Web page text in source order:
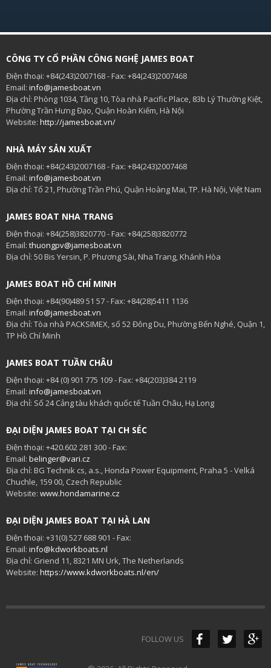
CÔNG TY CỔ PHẦN CÔNG NGHỆ JAMES BOAT
Điện thoại: +84(243)2007168 - Fax: +84(243)2007468
Email: info@jamesboat.vn
Địa chỉ: Phòng 1034, Tầng 10, Tòa nhà Pacific Place, 83b Lý Thường Kiệt,
Phường Trần Hưng Đạo, Quận Hoàn Kiếm, Hà Nội
Website: http://jamesboat.vn/
NHÀ MÁY SẢN XUẤT
Điện thoại: +84(243)2007168 - Fax: +84(243)2007468
Email: info@jamesboat.vn
Địa chỉ: Tổ 21, Phường Trần Phú, Quận Hoàng Mai, TP. Hà Nội, Việt Nam
JAMES BOAT NHA TRANG
Điện thoại: +84(258)3820770 - Fax: +84(258)3820772
Email: thuongpv@jamesboat.vn
Địa chỉ: 50 Bis Yersin, P. Phương Sài, Nha Trang, Khánh Hòa
JAMES BOAT HỒ CHÍ MINH
Điện thoại: +84(90)489 51 57 - Fax: +84(28)5411 1136
Email: info@jamesboat.vn
Địa chỉ: Tòa nhà PACKSIMEX, số 52 Đông Du, Phường Bến Nghé, Quận 1,
TP Hồ Chí Minh
JAMES BOAT TUẦN CHÂU
Điện thoại: +84 (0) 901 775 109 - Fax: +84(203)384 2119
Email: info@jamesboat.vn
Địa chỉ: Số 24 Cảng tàu khách quốc tế Tuần Châu, Hạ Long
ĐẠI DIỆN JAMES BOAT TẠI CH SÉC
Điện thoại: +420.602 281 300 - Fax:
Email: belinger@vari.cz
Địa chỉ: BG Technik cs, a.s., Honda Power Equipment, Praha 5 - Velká
Chuchle, 159 00, Czech Republic
Website: www.hondamarine.cz
ĐẠI DIỆN JAMES BOAT TẠI HÀ LAN
Điện thoại: +31(0) 527 688 901 - Fax:
Email: info@kdworkboats.nl
Địa chỉ: Griend 11, 8321 MN Urk, The Netherlands
Website: https://www.kdworkboats.nl/en/
FOLLOW US